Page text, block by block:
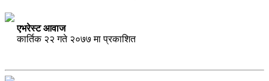
एभरेस्ट आवाज
कार्तिक २२ गते २०७७ मा प्रकाशित